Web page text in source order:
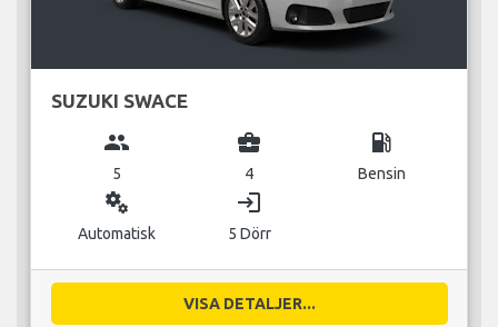
SUZUKI SWACE
group
5
business_center
4
local_gas_station
Bensin
miscellaneous_services
Automatisk
login
5 Dörr
VISA DETALJER...